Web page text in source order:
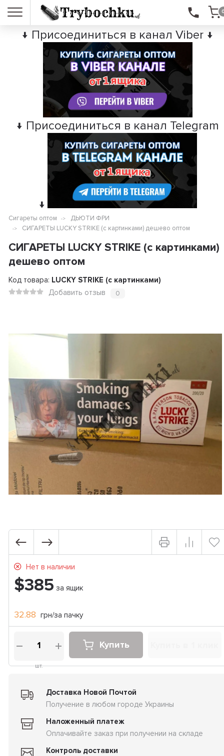
↓ Присоединиться в канал Viber ↓
↓ Присоединиться в канал Telegram
↓
Сигареты оптом
ДЬЮТИ ФРИ
СИГАРЕТЫ LUCKY STRIKE (с картинками) дешево оптом
СИГАРЕТЫ LUCKY STRIKE (с картинками)
дешево оптом
Код товара: LUCKY STRIKE (с картинками)
Добавить отзыв
0
Нет в наличии
$385 за ящик
32.88 грн/за пачку
шт.
Купить
Доставка Новой Почтой
Получение в любом городе Украины
Наложенный платеж
Оплачивайте заказ при получении на складе
Контроль доставки